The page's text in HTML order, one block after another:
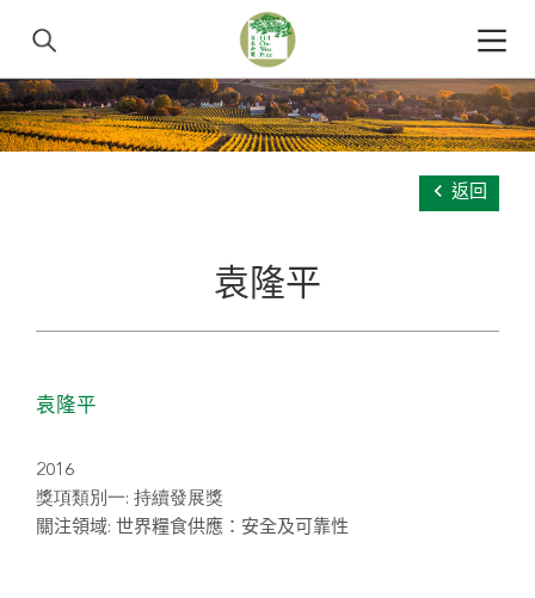
返回
袁隆平
袁隆平
2016
獎項類別一: 持續發展獎
關注領域: 世界糧食供應：安全及可靠性